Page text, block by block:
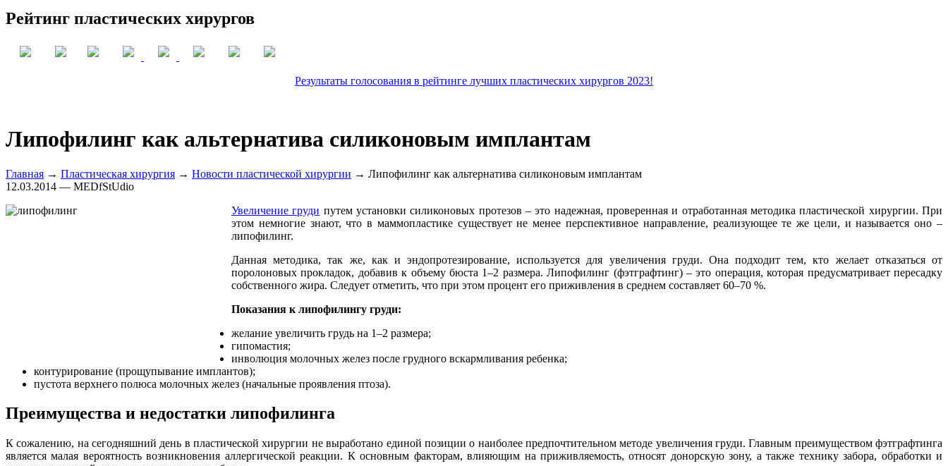
Рейтинг пластических хирургов
Результаты голосования в рейтинге лучших пластических хирургов 2023!
Липофилинг как альтернатива силиконовым имплантам
Главная → Пластическая хирургия → Новости пластической хирургии → Липофилинг как альтернатива силиконовым имплантам
12.03.2014 — MEDfStUdio
Увеличение груди путем установки силиконовых протезов – это надежная, проверенная и отработанная методика пластической хирургии. При
этом немногие знают, что в маммопластике существует не менее перспективное направление, реализующее те же цели, и называется оно –
липофилинг.
Данная методика, так же, как и эндопротезирование, используется для увеличения груди. Она подходит тем, кто желает отказаться от
поролоновых прокладок, добавив к объему бюста 1–2 размера. Липофилинг (фэтграфтинг) – это операция, которая предусматривает пересадку
собственного жира. Следует отметить, что при этом процент его приживления в среднем составляет 60–70 %.
Показания к липофилингу груди:
желание увеличить грудь на 1–2 размера;
гипомастия;
инволюция молочных желез после грудного вскармливания ребенка;
контурирование (прощупывание имплантов);
пустота верхнего полюса молочных желез (начальные проявления птоза).
Преимущества и недостатки липофилинга
К сожалению, на сегодняшний день в пластической хирургии не выработано единой позиции о наиболее предпочтительном методе увеличения груди. Главным преимуществом фэтграфтинга
является малая вероятность возникновения аллергической реакции. К основным факторам, влияющим на приживляемость, относят донорскую зону, а также технику забора, обработки и